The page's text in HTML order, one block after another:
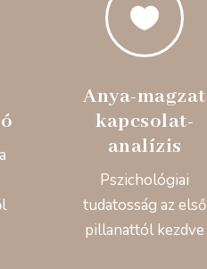

Anya-magzat
kapcsolat-
analízis
Pszichológiai
tudatosság az első
pillanattól kezdve